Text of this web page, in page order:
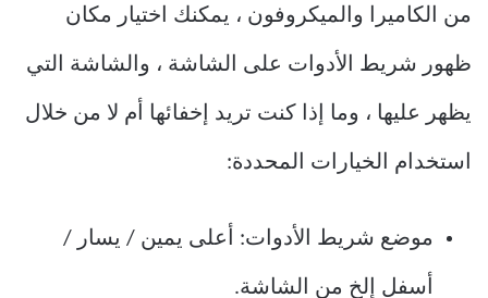
من الكاميرا والميكروفون ، يمكنك اختيار مكان
ظهور شريط الأدوات على الشاشة ، والشاشة التي
يظهر عليها ، وما إذا كنت تريد إخفائها أم لا من خلال
استخدام الخيارات المحددة:
موضع شريط الأدوات: أعلى يمين / يسار /
أسفل إلخ من الشاشة.